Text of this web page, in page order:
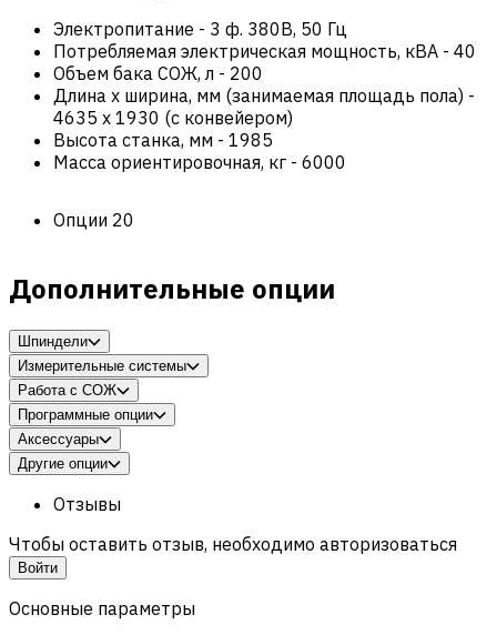
Электропитание - 3 ф. 380В, 50 Гц
Потребляемая электрическая мощность, кВА - 40
Объем бака СОЖ, л - 200
Длина х ширина, мм (занимаемая площадь пола) -
4635 x 1930 (c конвейером)
Высота станка, мм - 1985
Масса ориентировочная, кг - 6000
Опции 20
Дополнительные опции
Шпиндели
Измерительные системы
Работа с СОЖ
Программные опции
Аксессуары
Другие опции
Отзывы
Чтобы оставить отзыв, необходимо авторизоваться
Войти
Основные параметры